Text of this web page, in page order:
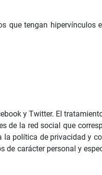
que tengan hipervínculos
y Twitter. El
de la red social que
política de privacidad y
carácter personal y